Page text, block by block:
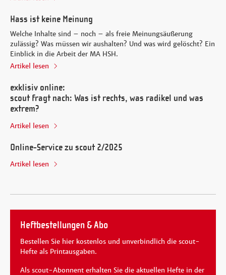
Hass ist keine Meinung
Welche Inhalte sind – noch – als freie Meinungsäußerung
zulässig? Was müssen wir aushalten? Und was wird gelöscht? Ein
Einblick in die Arbeit der MA HSH.
Artikel lesen
exklisiv online:
scout fragt nach: Was ist rechts, was radikel und was
extrem?
Artikel lesen
Online-Service zu scout 2/2025
Artikel lesen
Heftbestellungen & Abo
Bestellen Sie hier kostenlos und unverbindlich die scout-
Hefte als Printausgaben.
Als scout-Abonnent erhalten Sie die aktuellen Hefte in der